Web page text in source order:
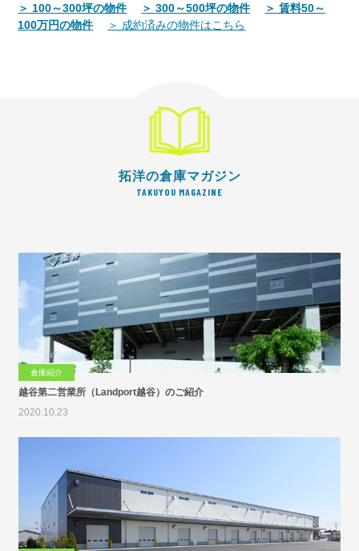
＞ 100～300坪の物件 ＞ 300～500坪の物件
＞ 賃料50～
100万円の物件
＞ 成約済みの物件はこちら
拓洋の倉庫マガジン
TAKUYOU MAGAZINE
倉庫紹介
越谷第二営業所（Landport越谷）のご紹介
2020.10.23